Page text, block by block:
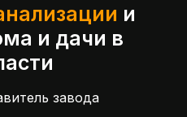
и
и дачи в
завода